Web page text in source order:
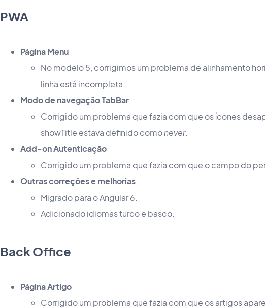
PWA
Página Menu
No modelo 5, corrigimos um problema de alinhamento
linha está incompleta.
Modo de navegação TabBar
Corrigido um problema que fazia com que os ícones
showTitle estava definido comonever.
Add-on Autenticação
Corrigido um problema que fazia com que o campo do
Outras correções e melhorias
Migrado para o Angular 6.
Adicionado idiomas turco e basco.
Back Office
Página Artigo
Corrigido um problema que fazia com que os artigos